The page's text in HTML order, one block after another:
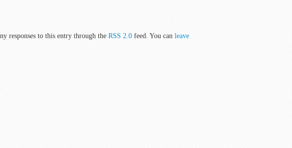
responses to this entry through the RSS 2.0 feed. You can leave